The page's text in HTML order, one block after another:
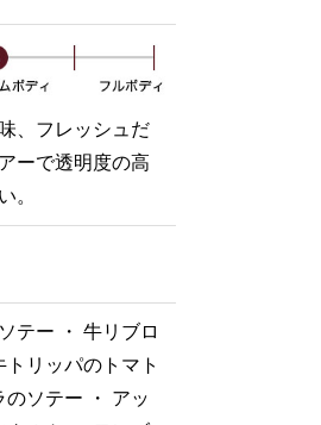
、フレッシュだ
ーで透明度の高
。
テー ・ 牛リブロ
リッパのトマト
ソテー ・ アッ